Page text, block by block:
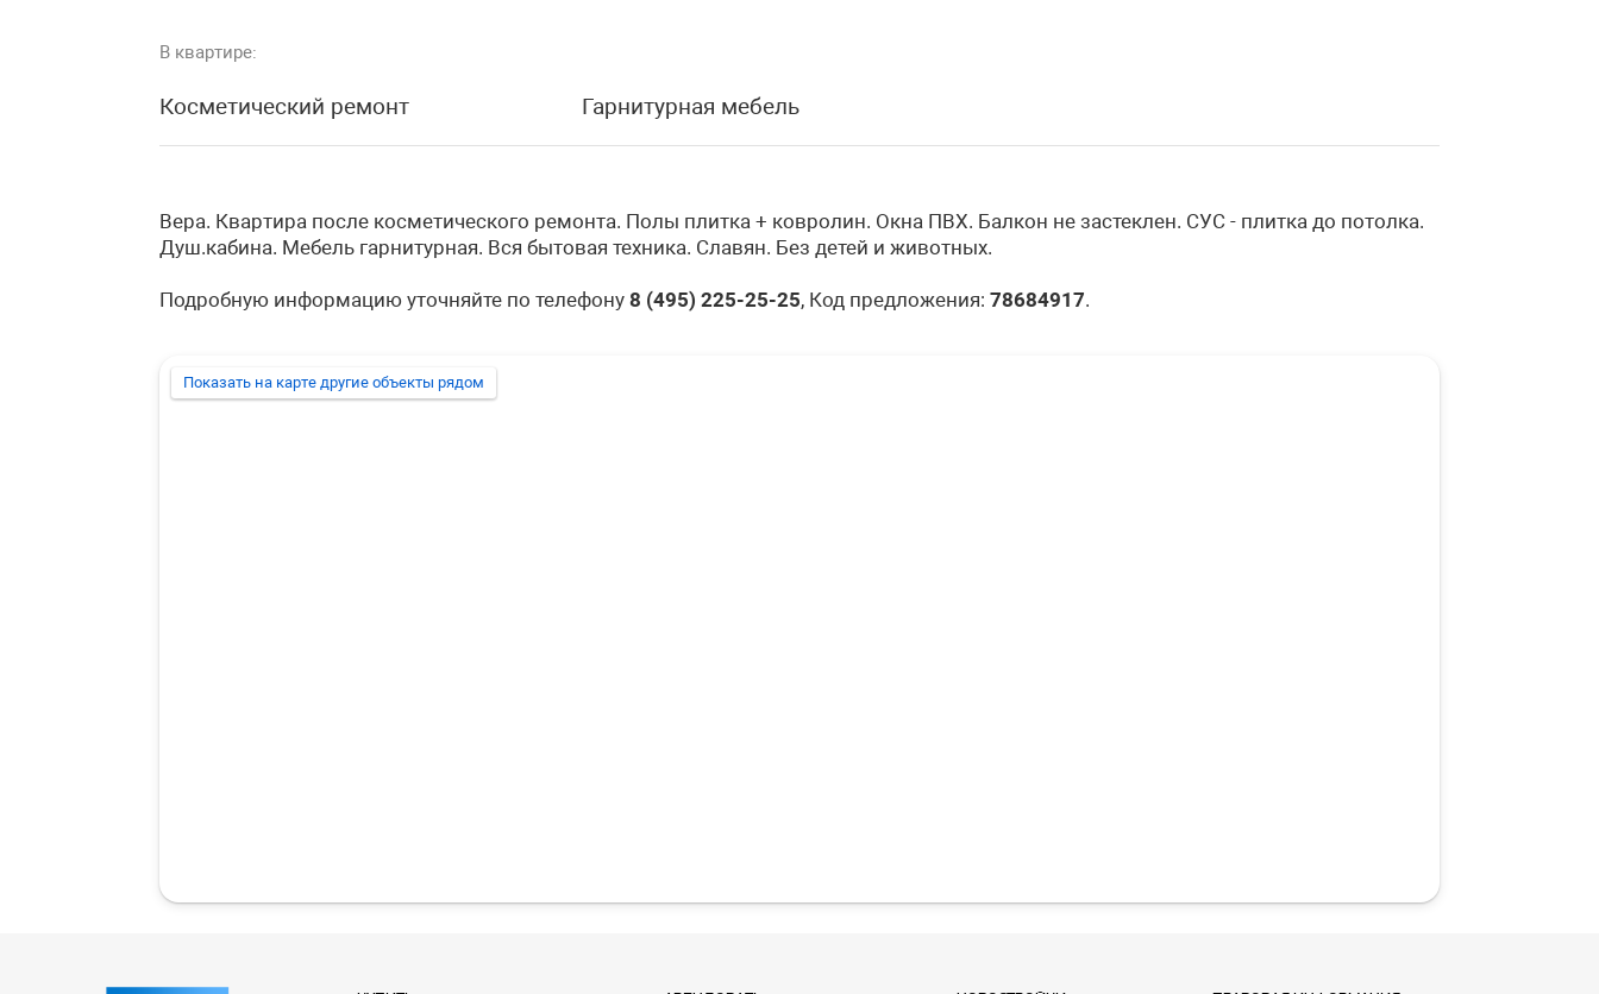
В квартире:
Косметический ремонт Гарнитурная мебель
Вера. Квартира после косметического ремонта. Полы плитка + ковролин. Окна ПВХ. Балкон не застеклен. СУС - плитка до потолка.
Душ.кабина. Мебель гарнитурная. Вся бытовая техника. Славян. Без детей и животных.
Подробную информацию уточняйте по телефону 8 (495) 225-25-25, Код предложения: 78684917.
Показать на карте другие объекты рядом